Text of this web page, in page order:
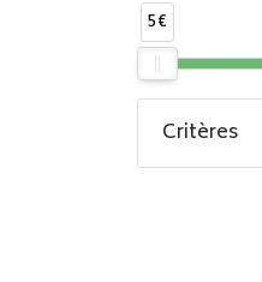
5€
Critères